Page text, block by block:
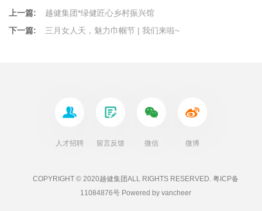
上一篇:
越健集团*绿健匠心乡村振兴馆
下一篇:
三月女人天，魅力巾帼节 | 我们来啦~
人才招聘 留言反馈 微信 微博
COPYRIGHT © 2020越健集团ALL RIGHTS RESERVED. 粤ICP备
11084876号Powered by vancheer